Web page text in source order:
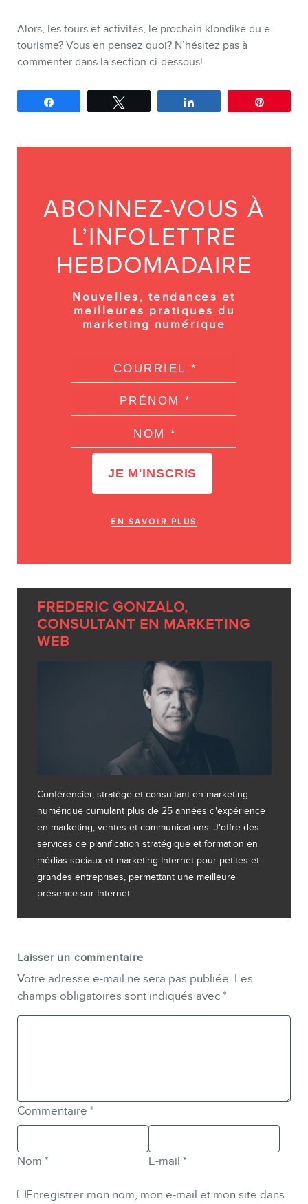
Alors, les tours et activités, le prochain klondike du e-
tourisme? Vous en pensez quoi? N’hésitez pas à
commenter dans la section ci-dessous!
ABONNEZ-VOUS À
L’INFOLETTRE
HEBDOMADAIRE
Nouvelles, tendances et
meilleures pratiques du
marketing numérique
EN SAVOIR PLUS
FREDERIC GONZALO,
CONSULTANT EN MARKETING
WEB
Conférencier, stratège et consultant en marketing
numérique cumulant plus de 25 années d'expérience
en marketing, ventes et communications. J'offre des
services de planification stratégique et formation en
médias sociaux et marketing Internet pour petites et
grandes entreprises, permettant une meilleure
présence sur Internet.
Laisser un commentaire
Votre adresse e-mail ne sera pas publiée. Les
champs obligatoires sont indiqués avec *
Commentaire *
Nom * E-mail *
Enregistrer mon nom, mon e-mail et mon site dans